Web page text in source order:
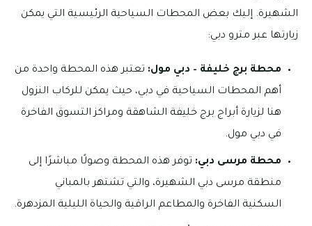
الشهيرة. إليك بعض المحطات السياحية الرئيسية التي يمكن
زيارتها عبر مترو دبي:
محطة برج خليفة – دبي مول: تعتبر هذه المحطة واحدة من
أهم المحطات السياحية في دبي، حيث يمكن للركاب النزول
هنا لزيارة أبراج برج خليفة الشاهقة ومراكز التسوق الفاخرة
في دبي مول.
محطة مرسى دبي: توفر هذه المحطة وصولًا مباشرًا إلى
منطقة مرسى دبي الشهيرة، والتي تشتهر بالمباني
السكنية الفاخرة والمطاعم الراقية والحياة الليلية المزدهرة.